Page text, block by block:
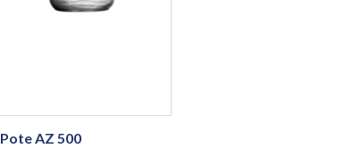
Pote AZ 500